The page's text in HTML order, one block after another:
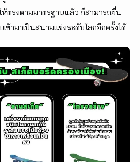
ตรงตามมาตรฐานแล้ว ก็สามารถยื่น
ข้ามาเป็นสนามแข่งระดับโลกอีกครั้งได้